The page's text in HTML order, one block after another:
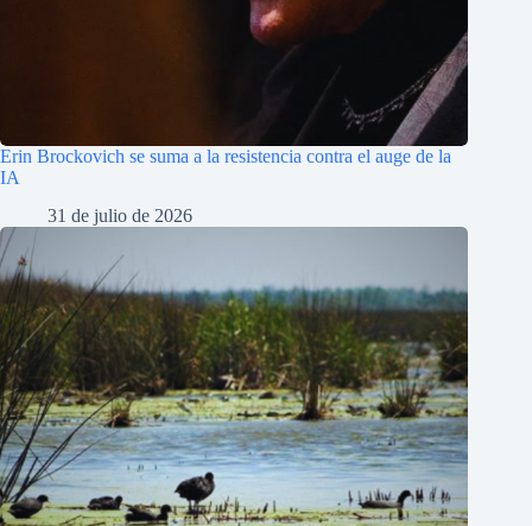
Erin Brockovich se suma a la resistencia contra el auge de la
IA
31 de julio de 2026